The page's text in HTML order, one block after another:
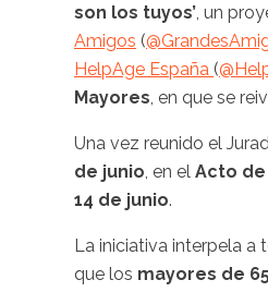
son los tuyos’ , un
Amigos (@
HelpAge España (@
Mayores , en que se
Una vez reunido el
de junio , en el Acto
14 de junio.
La iniciativa interpela a
que los mayores de